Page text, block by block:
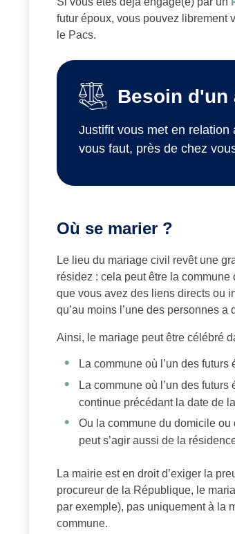
futur époux, vous pouvez librement
le Pacs.
Besoin d'un
Justifit vous met en relation
vous faut, près de chez
Où se marier ?
Le lieu du mariage civil revêt une
résidez : cela peut être la
que vous avez des liens directs ou
qu’au moins l’une des personnes
Ainsi, le mariage peut être célébré
La commune où l’un des
La commune où l’un des
continue précédant la date de
Ou la commune du domicile ou
peut s’agir aussi de la
La mairie est en droit d’exiger la
procureur de la République, le
par exemple), pas uniquement à la
commune.